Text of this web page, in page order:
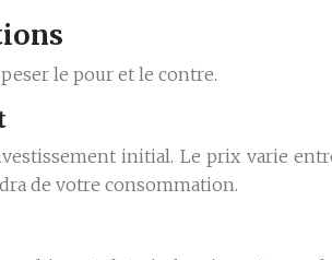
le pour et le contre.
initial. Le prix varie
de votre consommation.